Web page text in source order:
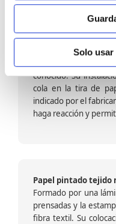
Solo usar
Papel pintado
Formado por una
conocido. Su
cola en la tira de
indicado por el
haga reacción y
Papel pintado tejido
Formado por una
prensadas y la
fibra textil. Su